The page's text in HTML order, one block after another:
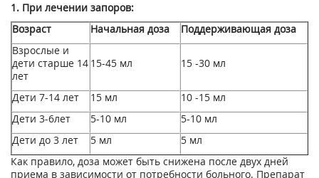
1. При лечении запоров:
Возраст
Начальная доза
Поддерживающая доза
Взрослые и
дети старше 14
лет
15-45 мл 15 -30 мл
Дети 7-14 лет 15 мл
10 -15 мл
Дети 3-6лет
5-10 мл
5-10 мл
Дети до 3 лет
5 мл
5 мл
Как правило, доза может быть снижена после двух дней
приема в зависимости от потребности больного. Препарат